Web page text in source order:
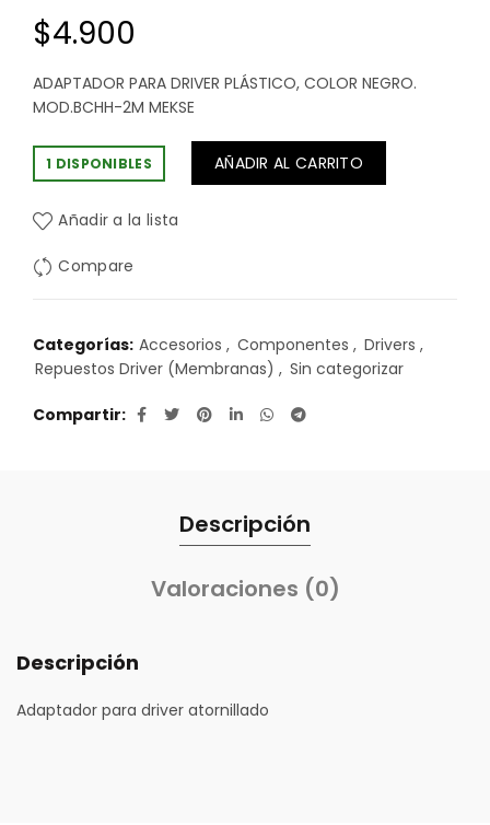
$4.900
ADAPTADOR PARA DRIVER PLÁSTICO, COLOR NEGRO.
MOD.BCHH-2M MEKSE
1 DISPONIBLES AÑADIR AL CARRITO
Añadir a la lista
Compare
Categorías: Accesorios , Componentes , Drivers ,
Repuestos Driver (Membranas) , Sin categorizar
Compartir
Descripción
Valoraciones (0)
Descripción
Adaptador para driver atornillado